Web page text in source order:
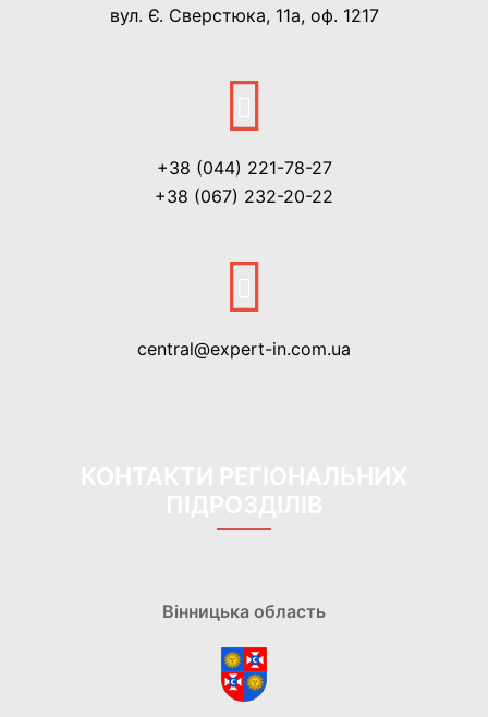
вул. Є. Сверстюка, 11а, оф. 1217
+38 (044) 221-78-27
+38 (067) 232-20-22
central@expert-in.com.ua
Вінницька область